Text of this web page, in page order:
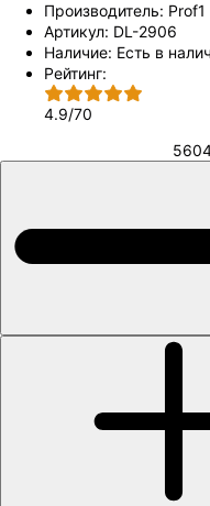
Производитель: Prof1
Артикул: DL-2906
Наличие: Есть в
Рейтинг:
4.9/70